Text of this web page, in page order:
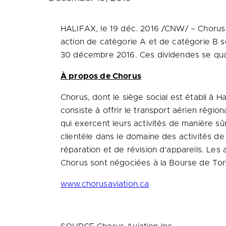
HALIFAX, le 19 déc. 2016 /CNW/ –
action de catégorie A et de catégorie B
30 décembre 2016. Ces dividendes se
À propos de Chorus
Chorus, dont le siège social est établi à
consiste à offrir le transport aérien
qui exercent leurs activités de manière
clientèle dans le domaine des activités
réparation et de révision d’appareils.
Chorus sont négociées à la Bourse de
www.chorusaviation.ca